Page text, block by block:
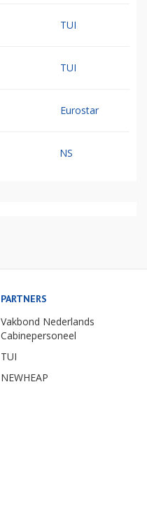
TUI
TUI
Eurostar
NS
PARTNERS
Vakbond Nederlands
Cabinepersoneel
TUI
NEWHEAP